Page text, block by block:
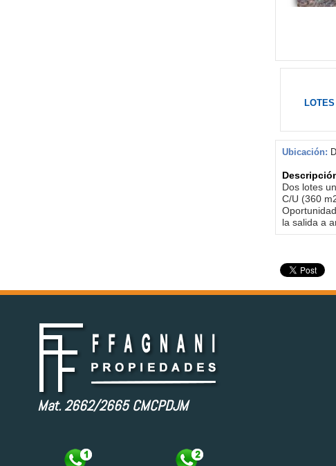
Ubicación:
Dos lotes
C/U (360
la salida a
Mat. 2662/2665 CMCPDJM